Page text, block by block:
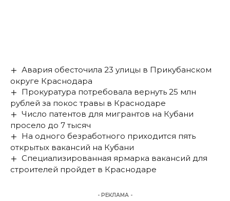
Авария обесточила 23 улицы в Прикубанском
округе Краснодара
Прокуратура потребовала вернуть 25 млн
рублей за покос травы в Краснодаре
Число патентов для мигрантов на Кубани
просело до 7 тысяч
На одного безработного приходится пять
открытых вакансий на Кубани
Специализированная ярмарка вакансий для
строителей пройдет в Краснодаре
- РЕКЛАМА -